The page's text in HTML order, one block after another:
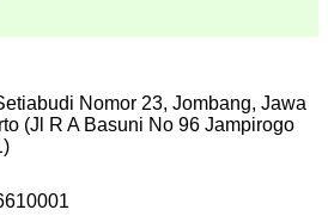
Nomor 23, Jombang, Jawa
(Jl R A Basuni No 96 Jampirogo